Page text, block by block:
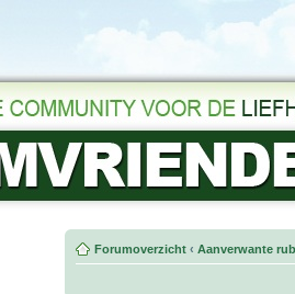
Forumoverzicht ‹ Aanverwante